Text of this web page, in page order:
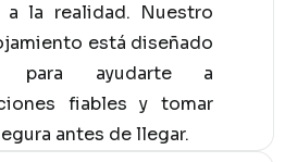
a la realidad. Nuestro
está diseñado
para ayudarte a
fiables y tomar
antes de llegar.